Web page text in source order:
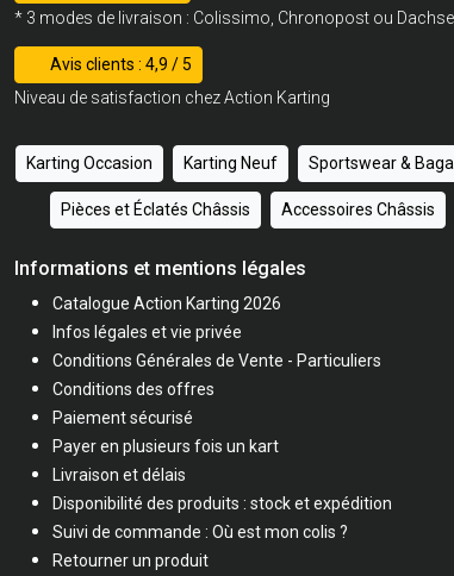
* 3 modes de livraison : Colissimo, Chronopost ou
Avis clients : 4,9 / 5
Niveau de satisfaction chez Action Karting
Karting Occasion Karting Neuf Sportswear &
Pièces et Éclatés Châssis Accessoires Châssis
Informations et mentions légales
Catalogue Action Karting 2026
Infos légales et vie privée
Conditions Générales de Vente - Particuliers
Conditions des offres
Paiement sécurisé
Payer en plusieurs fois un kart
Livraison et délais
Disponibilité des produits : stock et expédition
Suivi de commande : Où est mon colis ?
Retourner un produit